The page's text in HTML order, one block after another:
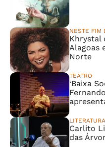
NESTE FIM
Khrystal
Alagoas
Norte
TEATRO
‘Baixa
LITERATURA
Carlito
das